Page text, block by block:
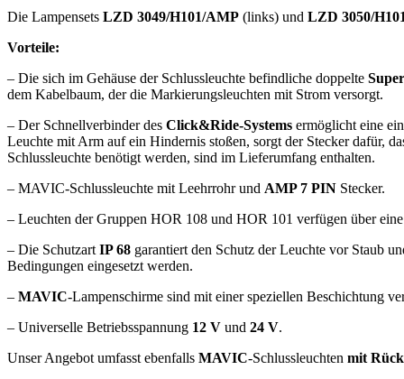
Die Lampensets LZD 3049/H101/AMP (links) und LZD 3050/
Vorteile:
– Die sich im Gehäuse der Schlussleuchte befindliche doppelte
dem Kabelbaum, der die Markierungsleuchten mit Strom versorgt.
– Der Schnellverbinder des Click&Ride-Systems ermöglicht eine
Leuchte mit Arm auf ein Hindernis stoßen, sorgt der Stecker dafür,
Schlussleuchte benötigt werden, sind im Lieferumfang enthalten.
– MAVIC-Schlussleuchte mit Leehrrohr und AMP 7 PIN Stecker.
– Leuchten der Gruppen HOR 108 und HOR 101 verfügen über
– Die Schutzart IP 68 garantiert den Schutz der Leuchte vor Staub
Bedingungen eingesetzt werden.
– MAVIC-Lampenschirme sind mit einer speziellen Beschichtung
– Universelle Betriebsspannung 12 V und 24 V.
Unser Angebot umfasst ebenfalls MAVIC-Schlussleuchten mit